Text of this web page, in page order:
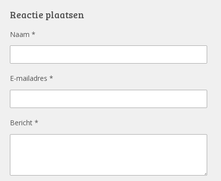
o
Reactie plaatsen
Naam *
E-mailadres *
Bericht *